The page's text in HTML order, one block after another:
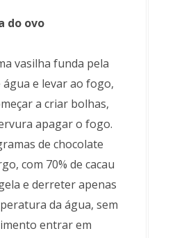
do ovo
vasilha funda pela
água e levar ao fogo,
a criar bolhas,
apagar o fogo.
de chocolate
com 70% de cacau
e derreter apenas
da água, sem
entrar em